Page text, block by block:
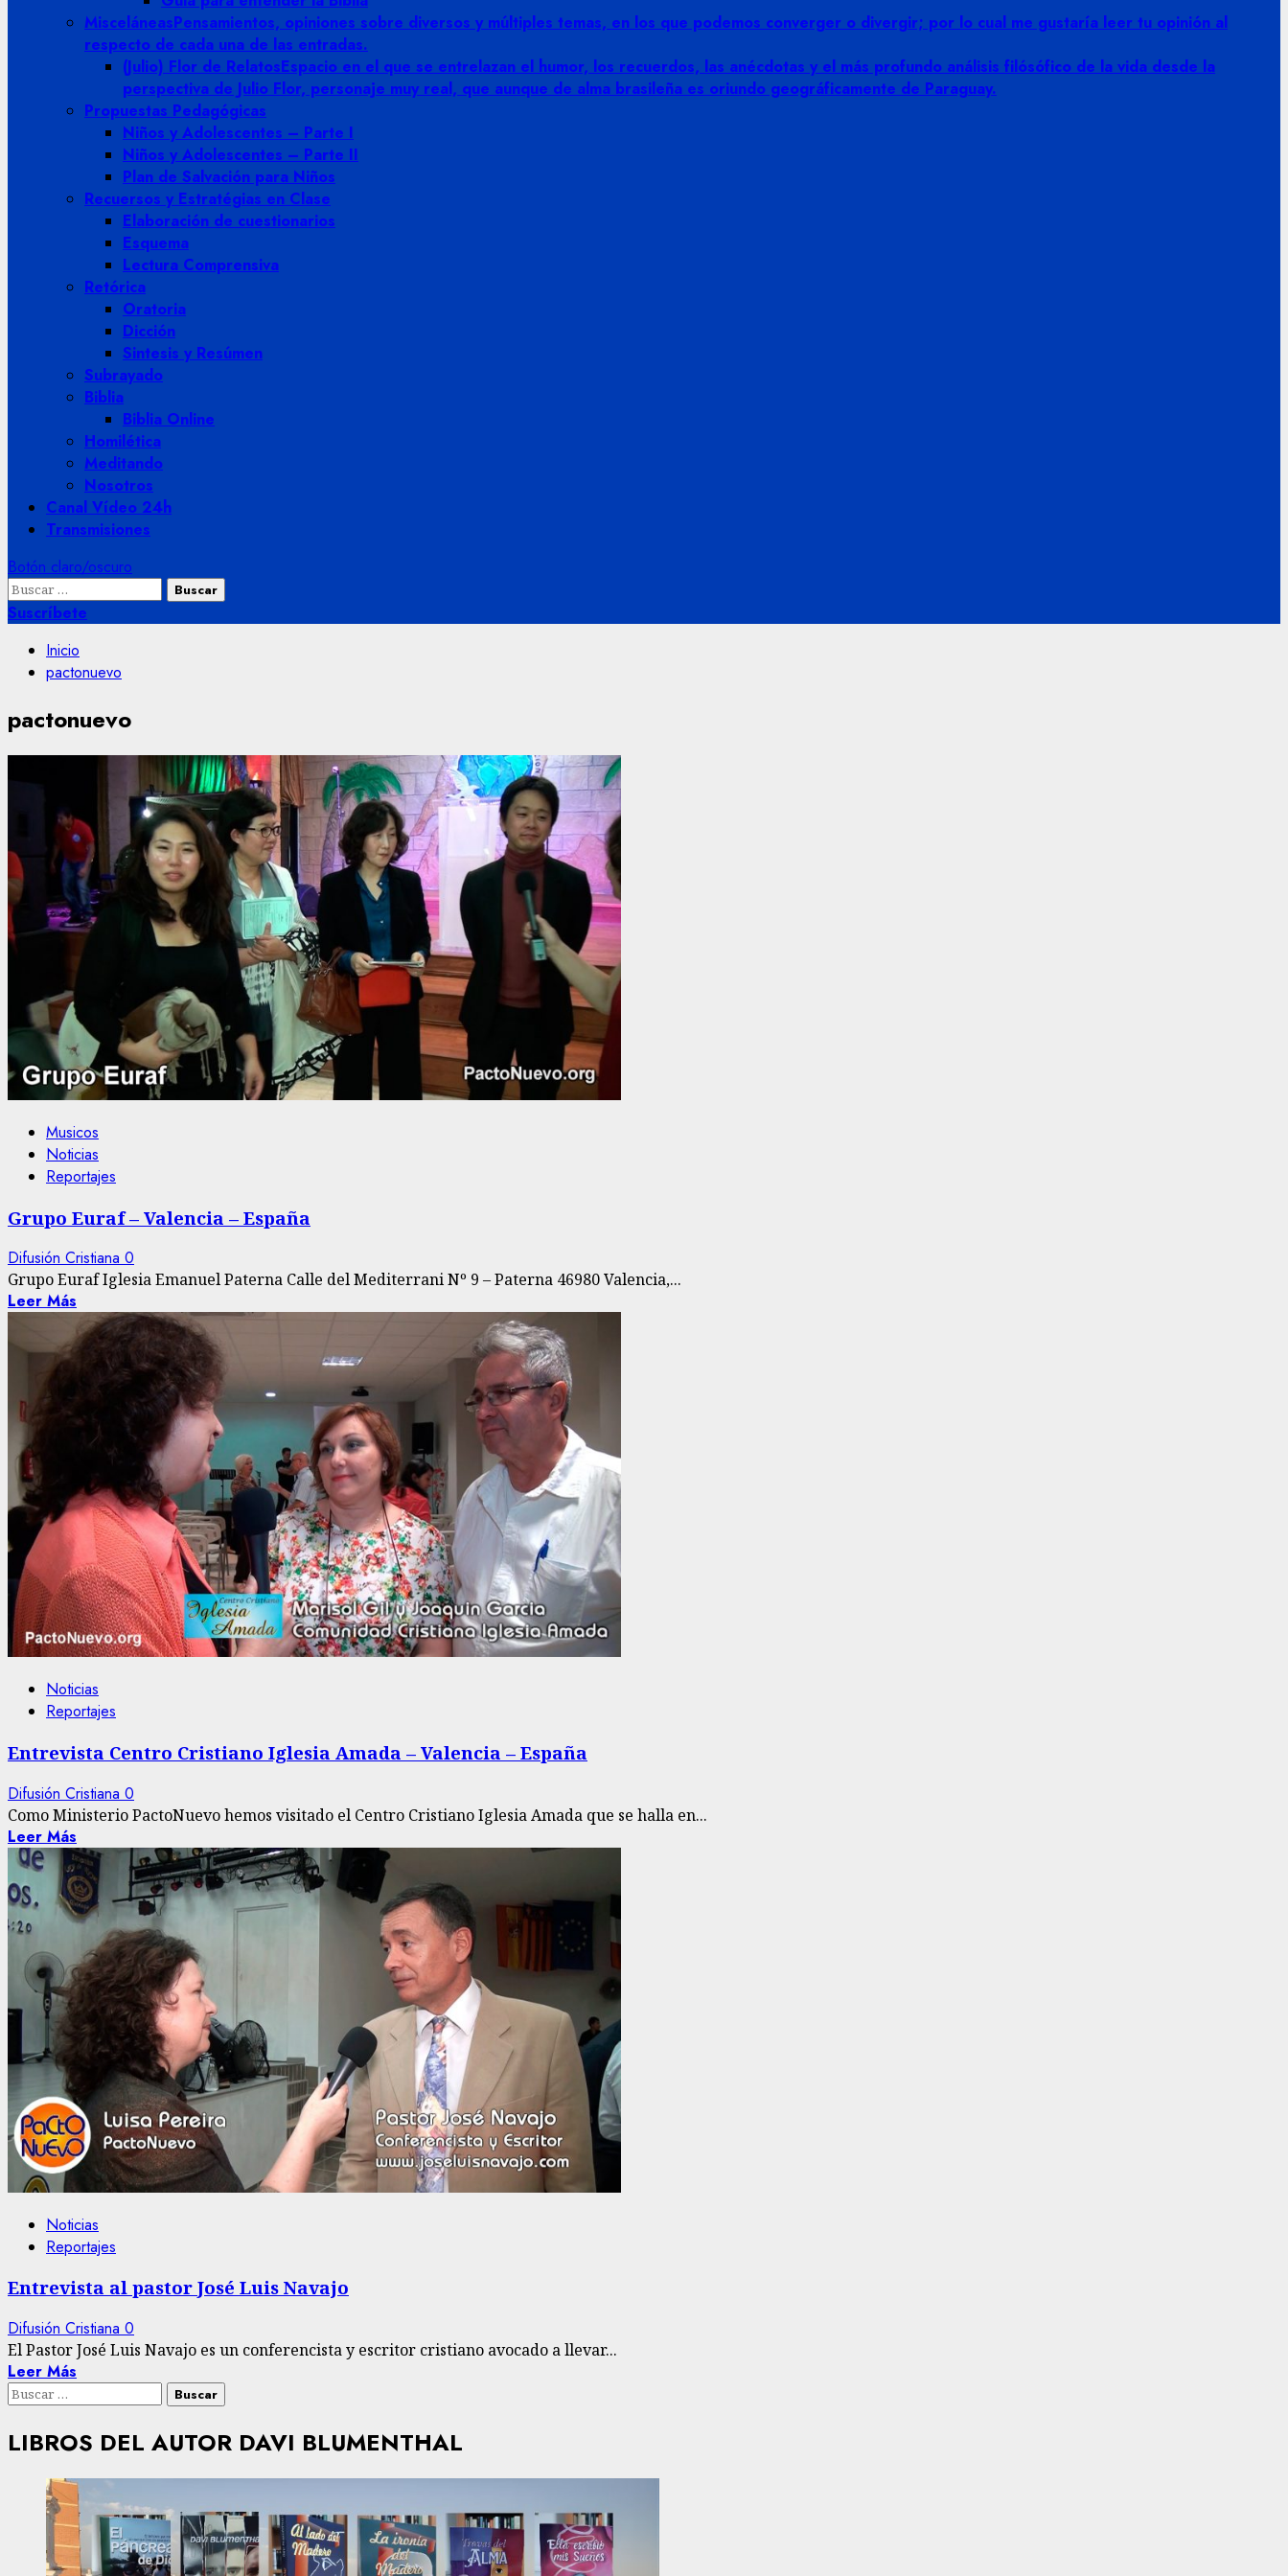
MisceláneasPensamientos, opiniones sobre diversos y múltiples temas, en los que podemos converger o divergir; por lo cual me gustaría leer tu opinión al
respecto de cada una de las entradas.
(Julio) Flor de RelatosEspacio en el que se entrelazan el humor, los recuerdos, las anécdotas y el más profundo análisis filósófico de la vida desde la
perspectiva de Julio Flor, personaje muy real, que aunque de alma brasileña es oriundo geográficamente de Paraguay.
Propuestas Pedagógicas
Niños y Adolescentes – Parte I
Niños y Adolescentes – Parte II
Plan de Salvación para Niños
Recuersos y Estratégias en Clase
Elaboración de cuestionarios
Esquema
Lectura Comprensiva
Retórica
Oratoria
Dicción
Sintesis y Resúmen
Subrayado
Biblia
Biblia Online
Homilética
Meditando
Nosotros
Canal Vídeo 24h
Transmisiones
Botón claro/oscuro
Buscar:
Suscríbete
Inicio
pactonuevo
pactonuevo
Musicos
Noticias
Reportajes
Grupo Euraf – Valencia – España
Difusión Cristiana 0
Grupo Euraf Iglesia Emanuel Paterna Calle del Mediterrani Nº 9 – Paterna 46980 Valencia,...
Leer Más
Noticias
Reportajes
Entrevista Centro Cristiano Iglesia Amada – Valencia – España
Difusión Cristiana 0
Como Ministerio PactoNuevo hemos visitado el Centro Cristiano Iglesia Amada que se halla en...
Leer Más
Noticias
Reportajes
Entrevista al pastor José Luis Navajo
Difusión Cristiana 0
El Pastor José Luis Navajo es un conferencista y escritor cristiano avocado a llevar...
Leer Más
Buscar:
LIBROS DEL AUTOR DAVI BLUMENTHAL